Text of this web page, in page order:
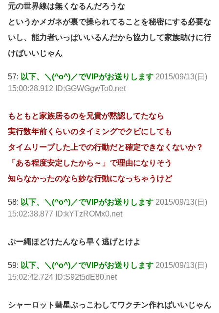
元の世界線は無くなるんだろうな
というかメガネが裏で操られてることを秘密にする必要な
いし、能力者いっぱいいるんだから協力して家族助けに行
けばいいじゃん
57: 以下、＼(^o^)／でVIPがお送りします 2015/09/13(日)
15:00:28.912 ID:GGWGgwTo0.net
もともと家族居るのを兄貴が黙認してたなら
実行数年前くらいのタイミングでクビにしても
タイムリープした上での行動だと確定できなくないか？
「ある程度安定したから～」で理由になりそう
知らなかったのなら妙な行動になっちゃうけど
58: 以下、＼(^o^)／でVIPがお送りします 2015/09/13(日)
15:02:38.877 ID:kYTzROMx0.net
ぷー縄ほどけたんなら早く逃げとけよ
59: 以下、＼(^o^)／でVIPがお送りします 2015/09/13(日)
15:02:42.724 ID:S92t5dE80.net
シャーロット彗星ぶっこわしてワクチン作ればいいじゃん